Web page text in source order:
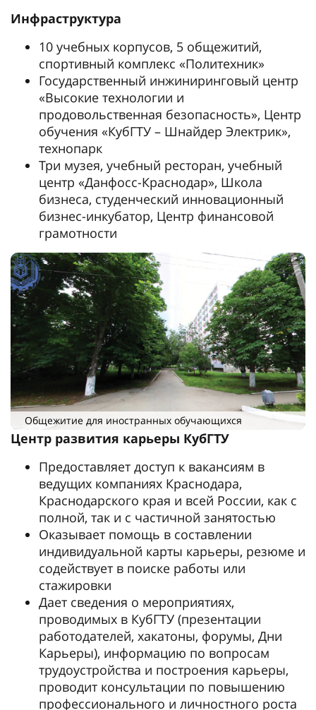
Инфраструктура
10 учебных корпусов, 5 общежитий,
спортивный комплекс «Политехник»
Государственный инжиниринговый центр
«Высокие технологии и
продовольственная безопасность», Центр
обучения «КубГТУ – Шнайдер Электрик»,
технопарк
Три музея, учебный ресторан, учебный
центр «Данфосс-Краснодар», Школа
бизнеса, студенческий инновационный
бизнес-инкубатор, Центр финансовой
грамотности
Общежитие для иностранных обучающихся
Центр развития карьеры КубГТУ
Предоставляет доступ к вакансиям в
ведущих компаниях Краснодара,
Краснодарского края и всей России, как с
полной, так и с частичной занятостью
Оказывает помощь в составлении
индивидуальной карты карьеры, резюме и
содействует в поиске работы или
стажировки
Дает сведения о мероприятиях,
проводимых в КубГТУ (презентации
работодателей, хакатоны, форумы, Дни
Карьеры), информацию по вопросам
трудоустройства и построения карьеры,
проводит консультации по повышению
профессионального и личностного роста